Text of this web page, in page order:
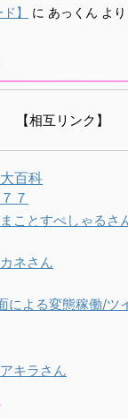
】
に あっくん より
【相互リンク】
百科
７
ことすぺしゃるさ
ネさん
による変態稼働/ツ
キラさん